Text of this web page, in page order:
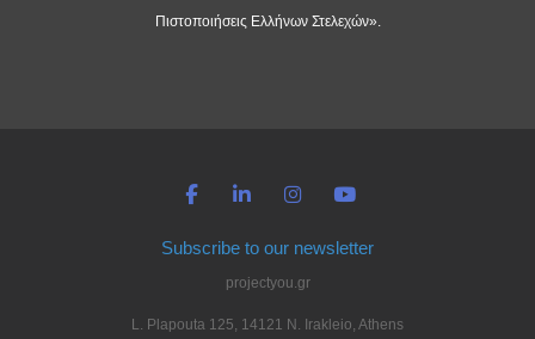
Πιστοποιήσεις Ελλήνων Στελεχών».
Subscribe to our newsletter
projectyou.gr
L. Plapouta 125, 14121 N. Irakleio, Athens